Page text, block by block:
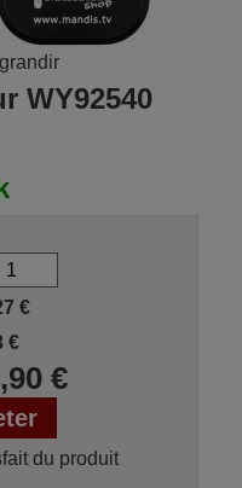
WY92540
€
€
€
du produit